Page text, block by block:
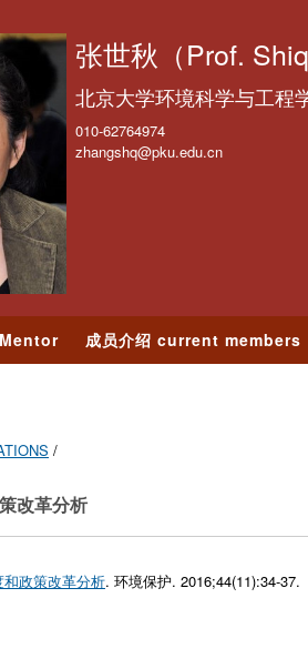
转
到
页
张世秋（Prof.
北京大学环境科学与工程
010-62764974
zhangshq@pku.edu.cn
成员介绍 current members
/
改革分析
政策改革分析. 环境保护. 2016;44(11):34-37.